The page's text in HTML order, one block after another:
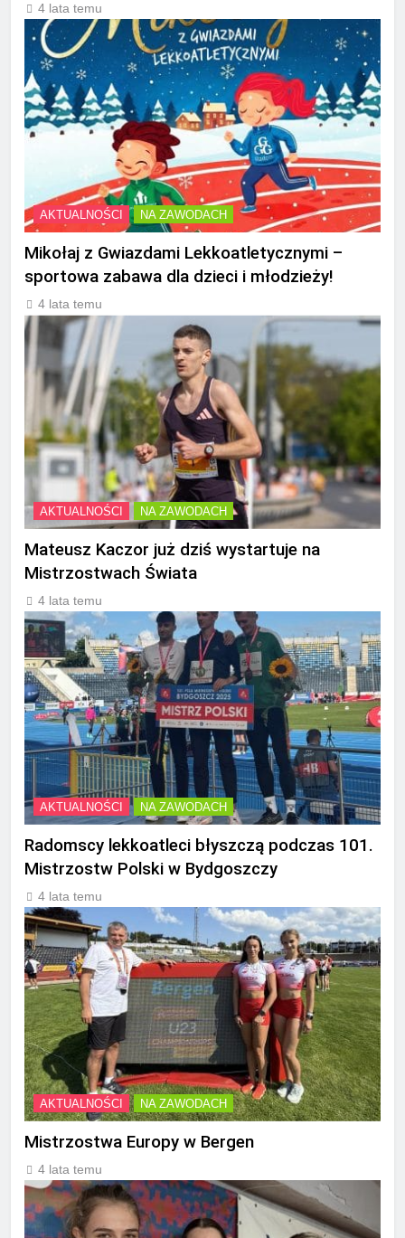
4 lata temu
AKTUALNOŚCI NA ZAWODACH
Mikołaj z Gwiazdami Lekkoatletycznymi –
sportowa zabawa dla dzieci i młodzieży!
4 lata temu
AKTUALNOŚCI NA ZAWODACH
Mateusz Kaczor już dziś wystartuje na
Mistrzostwach Świata
4 lata temu
AKTUALNOŚCI NA ZAWODACH
Radomscy lekkoatleci błyszczą podczas 101.
Mistrzostw Polski w Bydgoszczy
4 lata temu
AKTUALNOŚCI NA ZAWODACH
Mistrzostwa Europy w Bergen
4 lata temu